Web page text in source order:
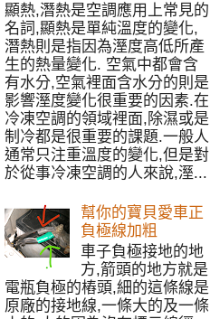
顯熱,潛熱是空調應用上常見的
名詞,顯熱是單純溫度的變化,
潛熱則是指因為溼度高低所產
生的熱量變化. 空氣中都會含
有水分,空氣裡面含水分的則是
影響溼度變化很重要的因素.在
冷凍空調的領域裡面,除濕或是
制冷都是很重要的課題.一般人
通常只注重溫度的變化,但是對
於從事冷凍空調的人來說,溼...
幫你的寶貝愛車正
負極線加粗
車子負極接地的地
方,箭頭的地方就是
電瓶負極的樁頭,細的這條線是
原廠的接地線,一條大的及一條